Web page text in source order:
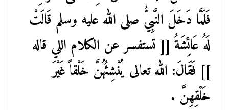
فَلَمَّا دَخَلَ النَّبِيُّ صلى الله عليه وسلم قَالَتْ
لَهُ عَائِشَةُ [[ تستفسر عن الكلام اللي قاله
]] فَقَالَ: الله تعالى يُنْشِئُهُنَّ خَلْقاً غَيْرَ
خَلْقِهِنَّ .